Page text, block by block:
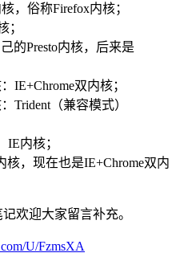
，俗称Firefox内核；
；
的Presto内核，后来是
IE+Chrome双内核；
Trident（兼容模式）
内核；
核，现在也是IE+Chrome双内
欢迎大家留言补充。
U/FzmsXA